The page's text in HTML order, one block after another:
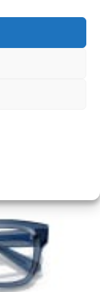
webbplats i
en